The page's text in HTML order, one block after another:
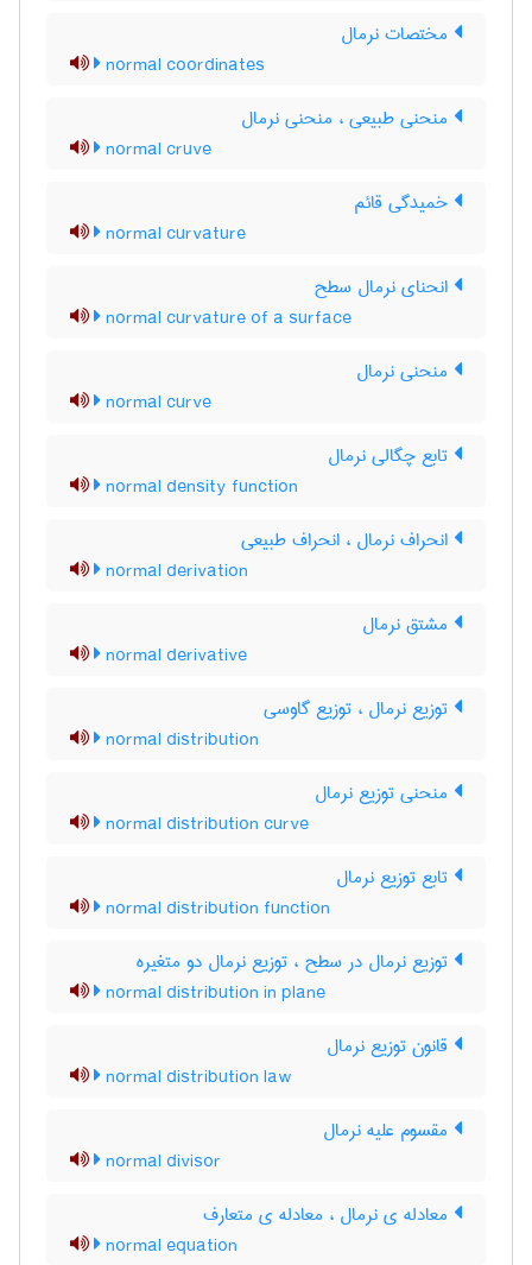
مختصات نرمال
normal coordinates
منحنی طبیعی ، منحنی نرمال
normal cruve
خمیدگی قائم
normal curvature
انحنای نرمال سطح
normal curvature of a surface
منحنی نرمال
normal curve
تابع چگالی نرمال
normal density function
انحراف نرمال ، انحراف طبیعی
normal derivation
مشتق نرمال
normal derivative
توزیع نرمال ، توزیع گاوسی
normal distribution
منحنی توزیع نرمال
normal distribution curve
تابع توزیع نرمال
normal distribution function
توزیع نرمال در سطح ، توزیع نرمال دو متغیره
normal distribution in plane
قانون توزیع نرمال
normal distribution law
مقسوم علیه نرمال
normal divisor
معادله ی نرمال ، معادله ی متعارف
normal equation